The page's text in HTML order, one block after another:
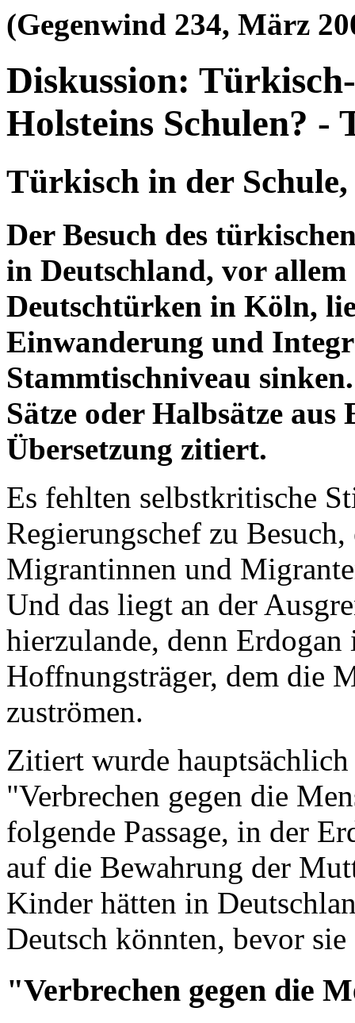
(Gegenwind 234, März
Diskussion:
Holsteins Schulen? -
Türkisch in der
Der Besuch des
in Deutschland, vor
Deutschtürken in Köln,
Einwanderung und
Stammtischniveau
Sätze oder Halbsätze aus
Übersetzung zitiert.
Es fehlten selbstkritische
Regierungschef zu
Migrantinnen und
Und das liegt an der
hierzulande, denn
Hoffnungsträger, dem die
zuströmen.
Zitiert wurde
"Verbrechen gegen die
folgende Passage, in der
auf die Bewahrung der
Kinder hätten in
Deutsch könnten, bevor
"Verbrechen gegen die